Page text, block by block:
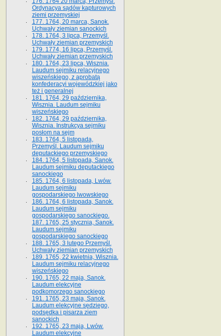
Ordynacya sądów kapturowych
ziemi przemyskiej
177. 1764, 20 marca, Sanok.
Uchwały ziemian sanockich
178. 1764, 3 lipca, Przemyśl.
Uchwały ziemian przemyskich
179. 1774, 16 lipca, Przemyśl.
Uchwały ziemian przemyskich
180. 1764, 23 lipca, Wisznia.
Laudum sejmiku relacyjnego
wiszeńskiego, z aprobatą
konfederacyi wojewódzkiej jako
też i generalnej
181. 1764, 29 października,
Wisznia. Laudum sejmiku
wiszeńskiego
182. 1764, 29 października,
Wisznia. Instrukcya sejmiku
posłom na sejm
183. 1764, 5 listopada,
Przemyśl. Laudum sejmiku
deputackiego przemyskiego
184. 1764, 5 listopada, Sanok.
Laudum sejmiku deputackiego
sanockiego
185. 1764, 6 listopada, Lwów.
Laudum sejmiku
gospodarskiego lwowskiego
186. 1764, 6 listopada, Sanok.
Laudum sejmiku
gospodarskiego sanockiego.
187. 1765, 25 stycznia, Sanok.
Laudum sejmiku
gospodarskiego sanockiego
188. 1765, 3 lutego Przemyśl.
Uchwały ziemian przemyskich
189. 1765, 22 kwietnia, Wisznia.
Laudum sejmiku relacyjnego
wiszeńskiego
190. 1765, 22 maja, Sanok.
Laudum elekcyjne
podkomorzego sanockiego
191. 1765, 23 maja, Sanok.
Laudum elekcyjne sędziego,
podsędka i pisarza ziem
sanockich
192. 1765, 23 maja, Lwów.
Laudum elekcyjne